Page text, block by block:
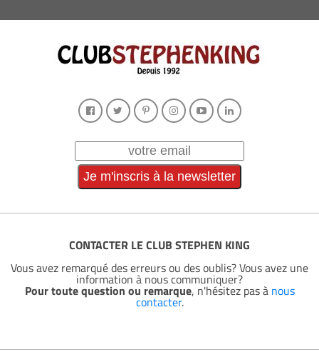
CONTACTER LE CLUB STEPHEN KING
Vous avez remarqué des erreurs ou des oublis? Vous avez une
information à nous communiquer?
Pour toute question ou remarque, n'hésitez pas à nous
contacter.